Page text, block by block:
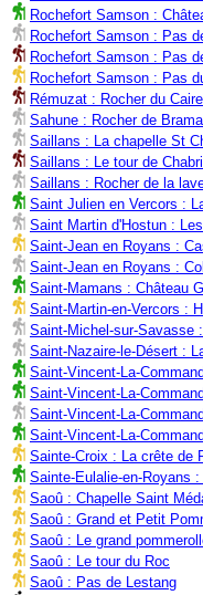
Rochefort Samson :
Rochefort Samson : Pas
Rochefort Samson : Pas
Rochefort Samson : Pas
Rémuzat : Rocher du Caire
Sahune : Rocher de
Saillans : La chapelle St
Saillans : Le tour de
Saillans : Rocher de la
Saint Julien en Vercors :
Saint Martin d'Hostun :
Saint-Jean en Royans :
Saint-Jean en Royans :
Saint-Mamans : Château
Saint-Martin-en-Vercors :
Saint-Michel-sur-Savasse
Saint-Nazaire-le-Désert :
Saint-Vincent-La-
Saint-Vincent-La-
Saint-Vincent-La-
Saint-Vincent-La-
Sainte-Croix : La crête de
Sainte-Eulalie-en-Royans
Saoû : Chapelle Saint
Saoû : Grand et Petit
Saoû : Le grand
Saoû : Le tour du Roc
Saoû : Pas de Lestang